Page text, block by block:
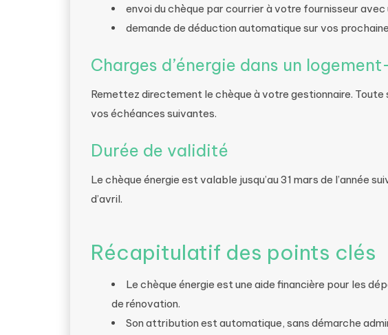
envoi du chèque par courrier à votre fournisseur
demande de déduction automatique sur vos
Charges d’énergie dans un
Remettez directement le chèque à votre gestionnaire.
vos échéances suivantes.
Durée de validité
Le chèque énergie est valable jusqu’au 31 mars de l’année
d’avril.
Récapitulatif des points clés
Le chèque énergie est une aide financière pour les
de rénovation.
Son attribution est automatique, sans démarche